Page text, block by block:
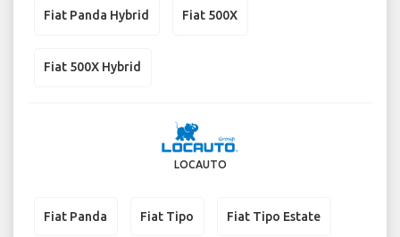
Fiat Panda Hybrid Fiat 500X
Fiat 500X Hybrid
LOCAUTO
Fiat Panda Fiat Tipo Fiat Tipo Estate